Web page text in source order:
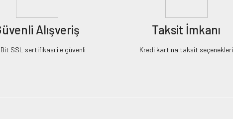
Alışveriş
SSL sertifikası ile güvenli
Taksit İmkanı
Kredi kartına taksit seçenekleri